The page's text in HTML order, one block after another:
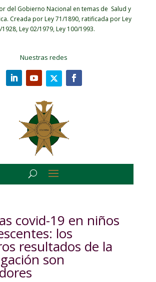
del Gobierno Nacional en temas de Salud y
Creada por Ley 71/1890, ratificada por Ley
1928, Ley 02/1979, Ley 100/1993.
Nuestras redes
covid-19 en niños
los
resultados de la
son